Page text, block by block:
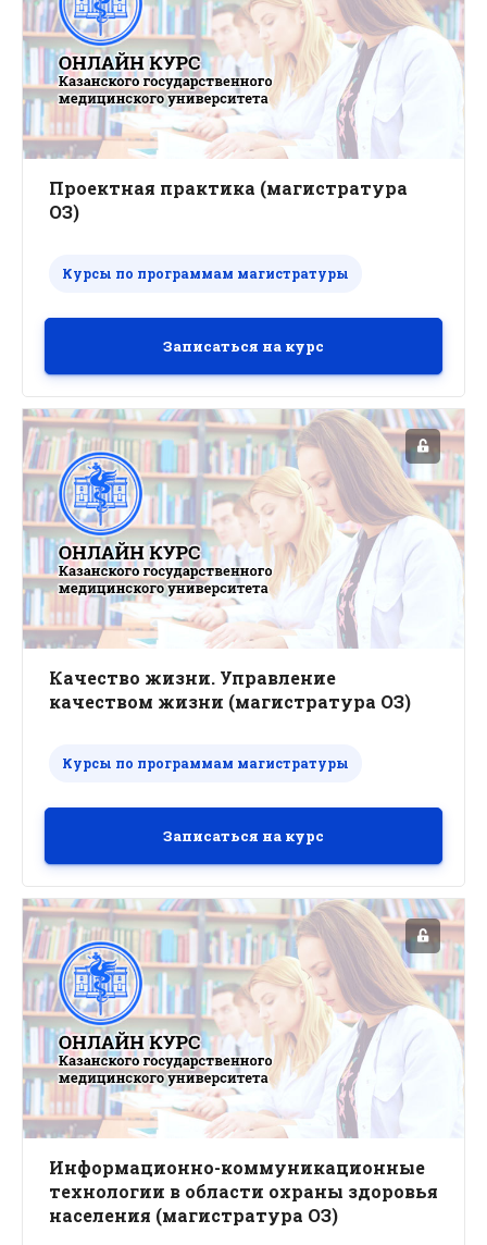
Проектная практика (магистратура
ОЗ)
Курсы по программам магистратуры
Записаться на курс
Качество жизни. Управление
качеством жизни (магистратура ОЗ)
Курсы по программам магистратуры
Записаться на курс
Информационно-коммуникационные
технологии в области охраны здоровья
населения (магистратура ОЗ)